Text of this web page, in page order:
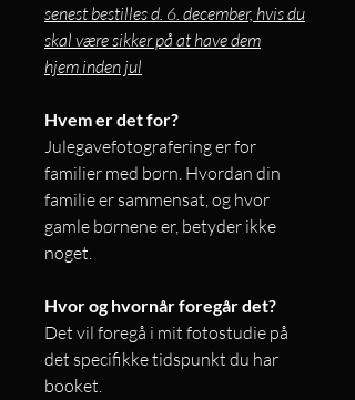
senest bestilles d. 6. december, hvis du
skal være sikker på at have dem
hjem inden jul
Hvem er det for?
Julegavefotografering er for
familier med børn. Hvordan din
familie er sammensat, og hvor
gamle børnene er, betyder ikke
noget.
Hvor og hvornår foregår det?
Det vil foregå i mit fotostudie på
det specifikke tidspunkt du har
booket.